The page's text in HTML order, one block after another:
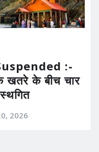
:-
खतरे के बीच चार
2026